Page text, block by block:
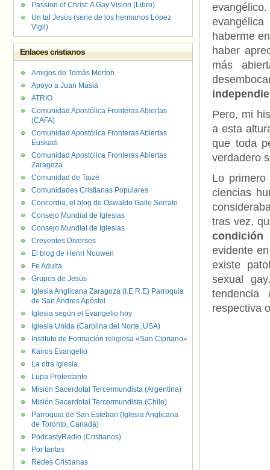
haberme
haber
más
Pero, mi
a esta
que toda
verdadero
Lo
ciencias
tras vez,
condición
evidente
existe
sexual
tendencia
respectiva
Passion of Christ: A Gay Vision (Libro)
Un tal Jesús (serie de los hermanos López
Vigil)
Enlaces cristianos
Amigos de Tomás Merton
Apoyo a Juan Masiá
ATRIO
Comunidad Apostólica Fronteras Abiertas
(CAFA)
Comunidad Apostólica Fronteras Abiertas
Euskadi
Comunidad Apostólica Fronteras Abiertas
Zaragoza
Comunidad de Taizé
Comunidades Cristianas Populares
Concordia, el blog de Oswaldo Gallo Serrato
Consejo Mundial de Iglesias
Consejo Mundial de Iglesias
Creyentes Diverses
El blog de Henri Nouwen
Fe Adulta
Grupos de Jesús
Iglesia Anglicana Zaragoza (I.E.R.E) Parroquia
de San Andres Apóstol
Iglesia según el Evangelio hoy
Iglesia Unida (Carolina del Norte, USA)
Instituto de Formación religiosa «San Cipriano»
Kairos Evangelio
La otra Iglesia.
Lupa Protestante
Misión Sacerdotal Tercermundista (Argentina)
Misión Sacerdotal Tercermundista (Chile)
Parroquia de San Esteban (Iglesia Anglicana
de Toronto, Canadá)
PodcastyRadio (Cristianos)
Por tantas
Redes Cristianas